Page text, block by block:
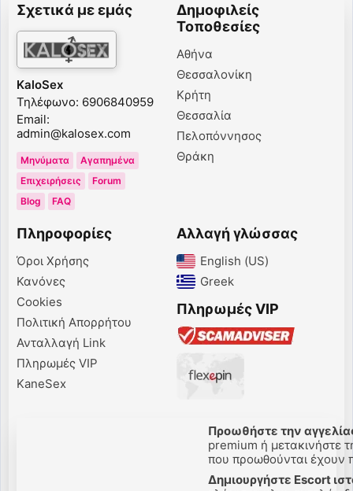
Σχετικά με εμάς
KaloSex
Τηλέφωνο: 6906840959
Email:
admin@kalosex.com
Μηνύματα
Αγαπημένα
Επιχειρήσεις
Forum
Blog
FAQ
Δημοφιλείς
Τοποθεσίες
Αθήνα
Θεσσαλονίκη
Κρήτη
Θεσσαλία
Πελοπόννησος
Θράκη
Πληροφορίες
Όροι Χρήσης
Κανόνες
Cookies
Πολιτική Απορρήτου
Ανταλλαγή Link
Πληρωμές VIP
KaneSex
Αλλαγή γλώσσας
English (US)‎
Greek‎
Πληρωμές VIP
Προωθήστε την
premium ή μετακινήστε
που προωθούνται έχουν
Δημιουργήστε Escort